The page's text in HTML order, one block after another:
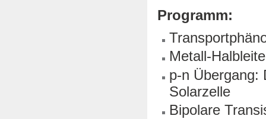
Programm:
Metall-
p-n Übergang:
Solarzelle
Bipolare